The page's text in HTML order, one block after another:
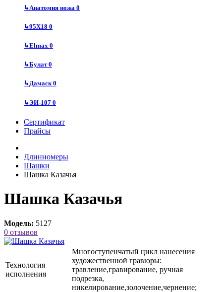
↳Анатомия ножа 0
↳95Х18 0
↳Elmax 0
↳Булат0
↳Дамаск0
↳ЭИ-107 0
Сертификат
Прайсы
Длинномеры
Шашки
Шашка Казачья
Шашка Казачья
Модель: 5127
0 отзывов
Технология
исполнения
Многоступенчатый цикл нанесения
художественной гравюры:
травление,гравирование, ручная
подрезка,
никелирование,золочение,чернение;